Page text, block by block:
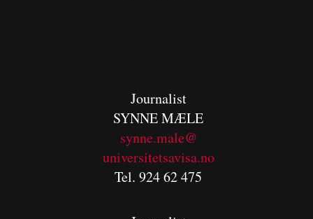
Journalist
SYNNE MÆLE
synne.male@
universitetsavisa.no
Tel. 924 62 475